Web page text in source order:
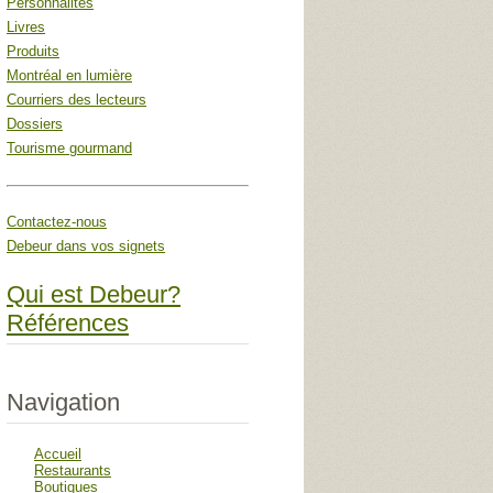
Livres
Produits
Montréal en lumière
Courriers des lecteurs
Dossiers
Tourisme gourmand
Contactez-nous
Debeur dans vos signets
Qui est Debeur?
Références
Navigation
Accueil
Restaurants
Boutiques